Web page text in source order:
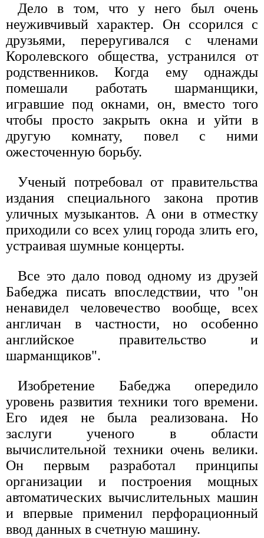
Дело в том, что у него был очень
неуживчивый характер. Он ссорился с
друзьями, переругивался с членами
Королевского общества, устранился от
родственников. Когда ему однажды
помешали работать шарманщики,
игравшие под окнами, он, вместо того
чтобы просто закрыть окна и уйти в
другую комнату, повел с ними
ожесточенную борьбу.
Ученый потребовал от правительства
издания специального закона против
уличных музыкантов. А они в отместку
приходили со всех улиц города злить его,
устраивая шумные концерты.
Все это дало повод одному из друзей
Бабеджа писать впоследствии, что "он
ненавидел человечество вообще, всех
англичан в частности, но особенно
английское правительство и
шарманщиков".
Изобретение Бабеджа опередило
уровень развития техники того времени.
Его идея не была реализована. Но
заслуги ученого в области
вычислительной техники очень велики.
Он первым разработал принципы
организации и построения мощных
автоматических вычислительных машин
и впервые применил перфорационный
ввод данных в счетную машину.